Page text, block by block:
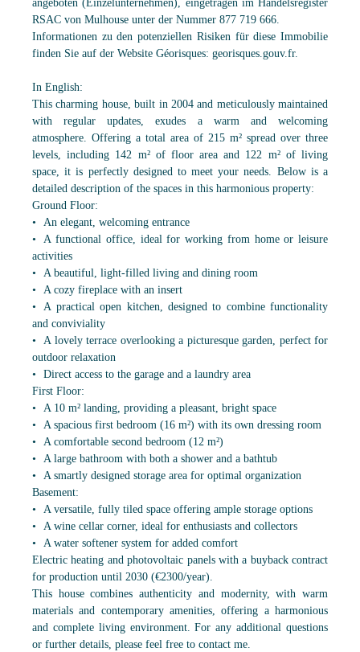
RSAC von Mulhouse unter der Nummer 877 719 666.
Informationen zu den potenziellen Risiken für diese Immobilie
finden Sie auf der Website Géorisques: georisques.gouv.fr.
In English:
This charming house, built in 2004 and meticulously maintained
with regular updates, exudes a warm and welcoming
atmosphere. Offering a total area of 215 m² spread over three
levels, including 142 m² of floor area and 122 m² of living
space, it is perfectly designed to meet your needs. Below is a
detailed description of the spaces in this harmonious property:
Ground Floor:
An elegant, welcoming entrance
A functional office, ideal for working from home or leisure
activities
A beautiful, light-filled living and dining room
A cozy fireplace with an insert
A practical open kitchen, designed to combine functionality
and conviviality
A lovely terrace overlooking a picturesque garden, perfect for
outdoor relaxation
Direct access to the garage and a laundry area
First Floor:
A 10 m² landing, providing a pleasant, bright space
A spacious first bedroom (16 m²) with its own dressing room
A comfortable second bedroom (12 m²)
A large bathroom with both a shower and a bathtub
A smartly designed storage area for optimal organization
Basement:
A versatile, fully tiled space offering ample storage options
A wine cellar corner, ideal for enthusiasts and collectors
A water softener system for added comfort
Electric heating and photovoltaic panels with a buyback contract
for production until 2030 (€2300/year).
This house combines authenticity and modernity, with warm
materials and contemporary amenities, offering a harmonious
and complete living environment. For any additional questions
or further details, please feel free to contact me.